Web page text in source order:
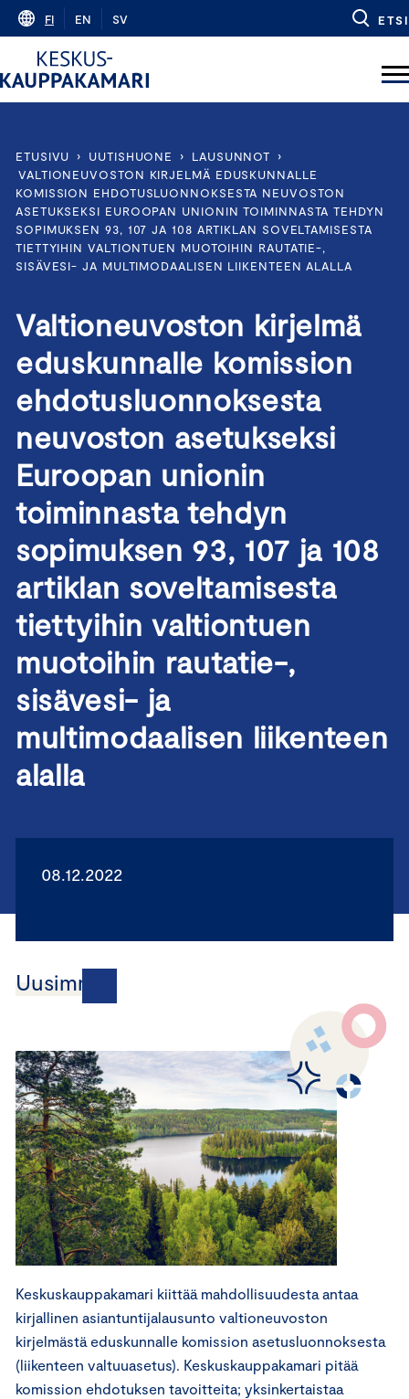
Skip
content
FI EN SV ETSI
ETUSIVU › UUTISHUONE › LAUSUNNOT
›
VALTIONEUVOSTON KIRJELMÄ EDUSKUNNALLE
KOMISSION EHDOTUSLUONNOKSESTA NEUVOSTON
ASETUKSEKSI EUROOPAN UNIONIN TOIMINNASTA TEHDYN
SOPIMUKSEN 93, 107 JA 108 ARTIKLAN SOVELTAMISESTA
TIETTYIHIN VALTIONTUEN MUOTOIHIN RAUTATIE-,
SISÄVESI- JA MULTIMODAALISEN LIIKENTEEN ALALLA
Valtioneuvoston kirjelmä
eduskunnalle komission
ehdotusluonnoksesta
neuvoston asetukseksi
Euroopan unionin
toiminnasta tehdyn
sopimuksen 93, 107 ja 108
artiklan soveltamisesta
tiettyihin valtiontuen
muotoihin rautatie-,
sisävesi- ja
multimodaalisen liikenteen
alalla
08.12.2022
Uusimmat
Keskuskauppakamari kiittää mahdollisuudesta antaa
kirjallinen asiantuntijalausunto valtioneuvoston
kirjelmästä eduskunnalle komission asetusluonnoksesta
(liikenteen valtuuasetus). Keskuskauppakamari pitää
komission ehdotuksen tavoitteita; yksinkertaistaa